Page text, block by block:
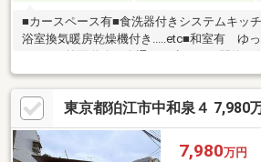
■カースペース有■食洗器付きシステムキ
浴室換気暖房乾燥機付き.....etc■和室有 ゆっ
です。■前面道路は人通りが少なく、閑静な
駅からは平坦なアプローチです。※建築基準
いませんが、再建築可。〔「建築基準法第
る一括許可同意基準」の基準４に適合するた
項第2号の許可を受けて再建築が可能。
東京都狛江市中和泉４ 7,980
7,980万円